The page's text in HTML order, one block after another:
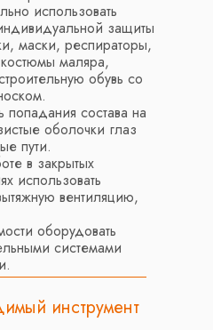
использовать
защиты
маски, респираторы,
маляра,
обувь со
попадания состава на
оболочки глаз
пути.
в закрытых
использовать
вентиляцию,
оборудовать
системами
инструмент